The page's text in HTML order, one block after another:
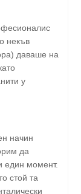
некъв
даваше на
у
начин
да
един момент.
стой та